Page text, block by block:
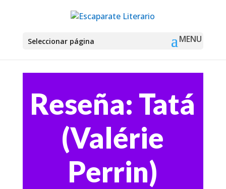
Seleccionar página
Reseña: Tatá
(Valérie
Perrin)